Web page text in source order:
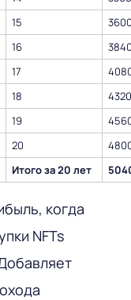
15
16
17
18
4320
19
20
Итого за 20 лет
когда
NFTs